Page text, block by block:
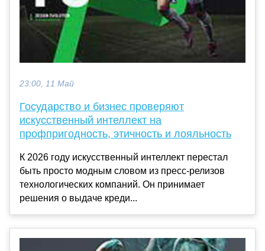
23:00, 11 Май
Государство и бизнес проверяют
искусственный интеллект на
профпригодность, этичность и лояльность
К 2026 году искусственный интеллект перестал
быть просто модным словом из пресс-релизов
технологических компаний. Он принимает
решения о выдаче креди...